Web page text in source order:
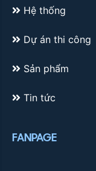
Hệ thống
Dự án thi công
Sản phẩm
Tin tức
FANPAGE